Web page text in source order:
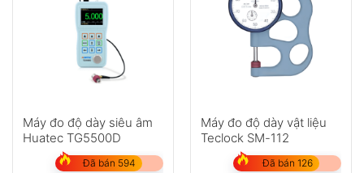
Máy đo độ dày siêu âm
Huatec TG5500D
Đã bán 594
Máy đo độ dày vật liệu
Teclock SM-112
Đã bán 126